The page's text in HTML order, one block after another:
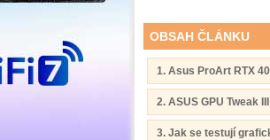
OBSAH ČLÁNKU
1. Asus ProArt RTX
2. ASUS GPU Tweak III
3. Jak se testují